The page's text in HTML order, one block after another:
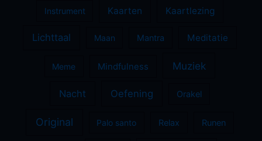
Instrument Kaarten Kaartlezing
Lichttaal Maan Mantra Meditatie
Meme Mindfulness Muziek
Nacht Oefening Orakel
Original Palo santo Relax Runen